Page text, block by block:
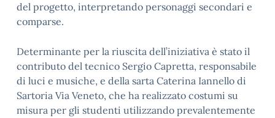
del progetto, interpretando personaggi secondari e
comparse.
Determinante per la riuscita dell’iniziativa è stato il
contributo del tecnico Sergio Capretta, responsabile
di luci e musiche, e della sarta Caterina Iannello di
Sartoria Via Veneto, che ha realizzato costumi su
misura per gli studenti utilizzando prevalentemente